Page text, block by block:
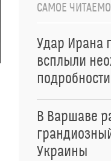
САМОЕ
Удар Ирана
всплыли
подробности
В Варшаве
Украины